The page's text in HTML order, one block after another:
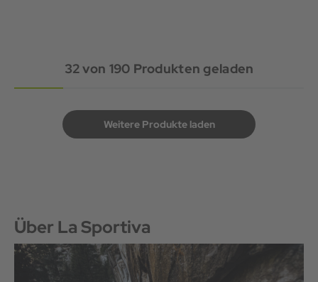
32von 190 Produkten geladen
Weitere Produkte laden
Über La Sportiva